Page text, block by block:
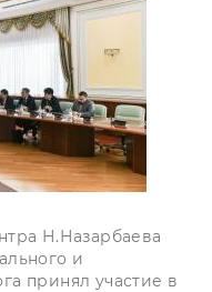
Н.Назарбаева
и
принял участие в